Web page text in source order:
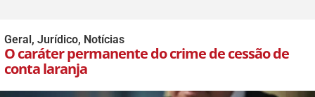
Geral, Jurídico, Notícias
O caráter permanente do crime de cessão de
conta laranja